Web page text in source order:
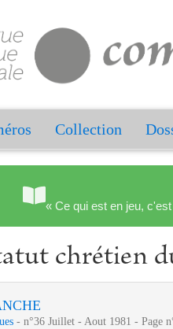
Collection
« Ce qui est en jeu,
chrétien
- n°36 Juillet - Aout 1981 - Page